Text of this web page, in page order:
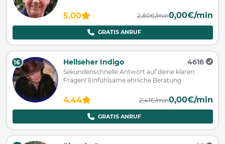
5.00 2,80€/min0,00€/min
GRATIS ANRUF
16 Hellseher Indigo 4616
Sekundenschnelle Antwort auf deine klaren
Fragen! Einfühlsame ehrliche Beratung
4.44 2,41€/min0,00€/min
GRATIS ANRUF